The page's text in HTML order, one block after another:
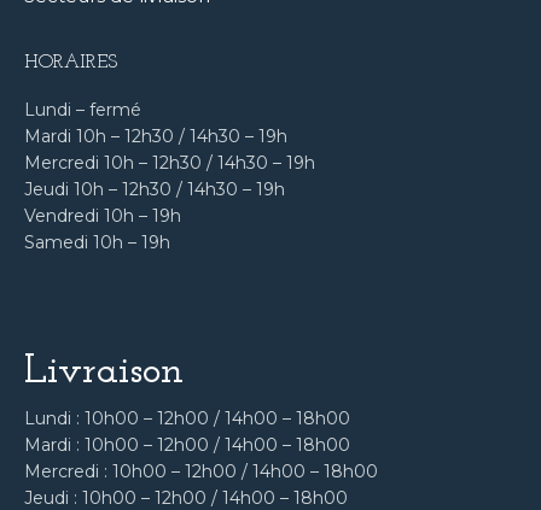
HORAIRES
Lundi – fermé
Mardi 10h – 12h30 / 14h30 – 19h
Mercredi 10h – 12h30 / 14h30 – 19h
Jeudi 10h – 12h30 / 14h30 – 19h
Vendredi 10h – 19h
Samedi 10h – 19h
Livraison
Lundi : 10h00 – 12h00 / 14h00 – 18h00
Mardi : 10h00 – 12h00 / 14h00 – 18h00
Mercredi : 10h00 – 12h00 / 14h00 – 18h00
Jeudi : 10h00 – 12h00 / 14h00 – 18h00